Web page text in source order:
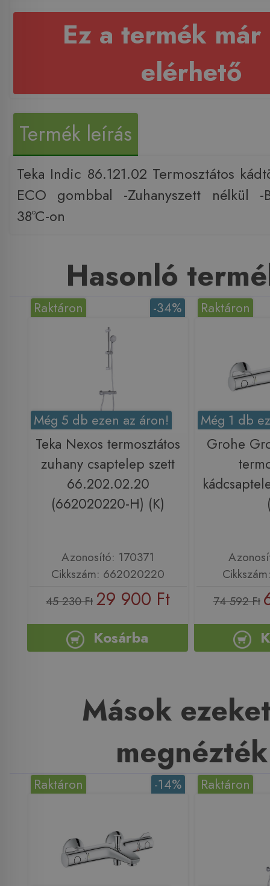
Ez a termék már
elérhető
Termék leírás
Teka Indic 86.121.02 Termosztátos
ECO gombbal -Zuhanyszett nélkül -
38ºC-on
Hasonló
-34%
Raktáron
Még 5 db ezen az áron!
Teka Nexos termosztátos
zuhany csaptelep szett
66.202.02.20
(662020220-H) (K)
Azonosító: 170371
Cikkszám: 662020220
45 230 Ft 29 900 Ft
Kosárba
Raktáron
Még 1 db
Grohe
74 592 Ft
Mások
megnézték
-14%
Raktáron Raktáron